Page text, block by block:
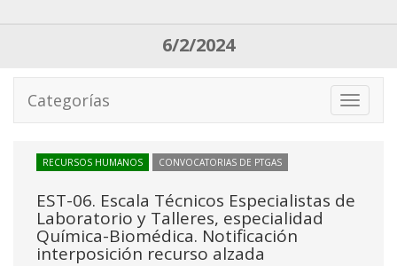
6/2/2024
Toggle
Categorías
RECURSOS HUMANOS CONVOCATORIAS DE PTGAS
EST-06. Escala Técnicos Especialistas de
Laboratorio y Talleres, especialidad
Química-Biomédica. Notificación
interposición recurso alzada